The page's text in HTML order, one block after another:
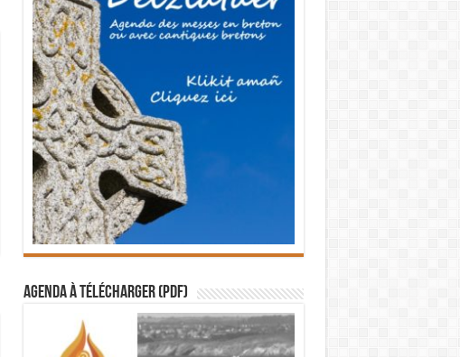
Agenda à télécharger (PDF)